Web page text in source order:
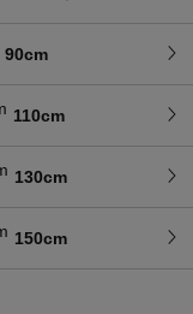
90cm
110cm
130cm
150cm